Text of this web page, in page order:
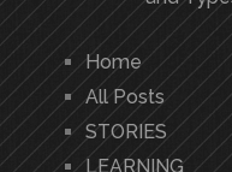
Home
All Posts
STORIES
LEARNING